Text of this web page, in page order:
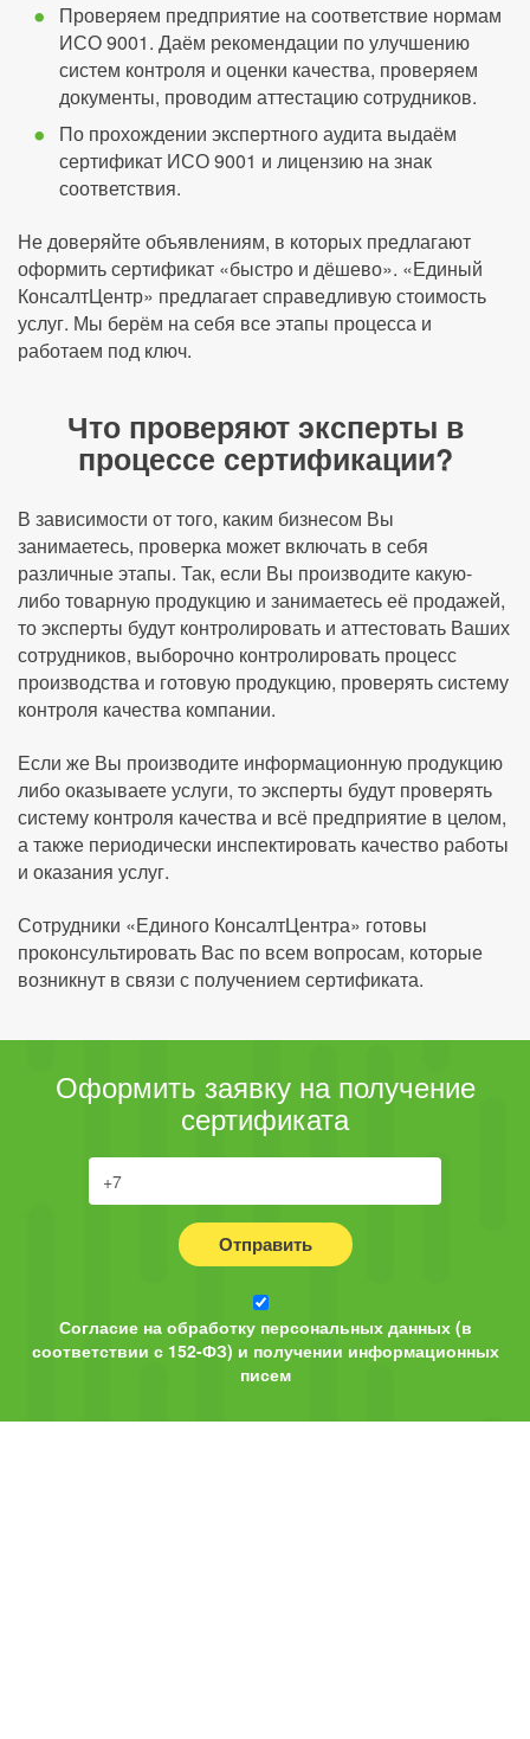
Проверяем предприятие на соответствие нормам
ИСО 9001. Даём рекомендации по улучшению
систем контроля и оценки качества, проверяем
документы, проводим аттестацию сотрудников.
По прохождении экспертного аудита выдаём
сертификат ИСО 9001 и лицензию на знак
соответствия.
Не доверяйте объявлениям, в которых предлагают
оформить сертификат «быстро и дёшево». «Единый
КонсалтЦентр» предлагает справедливую стоимость
услуг. Мы берём на себя все этапы процесса и
работаем под ключ.
Что проверяют эксперты в
процессе сертификации?
В зависимости от того, каким бизнесом Вы
занимаетесь, проверка может включать в себя
различные этапы. Так, если Вы производите какую-
либо товарную продукцию и занимаетесь её продажей,
то эксперты будут контролировать и аттестовать Ваших
сотрудников, выборочно контролировать процесс
производства и готовую продукцию, проверять систему
контроля качества компании.
Если же Вы производите информационную продукцию
либо оказываете услуги, то эксперты будут проверять
систему контроля качества и всё предприятие в целом,
а также периодически инспектировать качество работы
и оказания услуг.
Сотрудники «Единого КонсалтЦентра» готовы
проконсультировать Вас по всем вопросам, которые
возникнут в связи с получением сертификата.
Оформить заявку на получение
сертификата
Отправить
Согласие на обработку персональных данных (в
соответствии с 152-ФЗ) и получении информационных
писем